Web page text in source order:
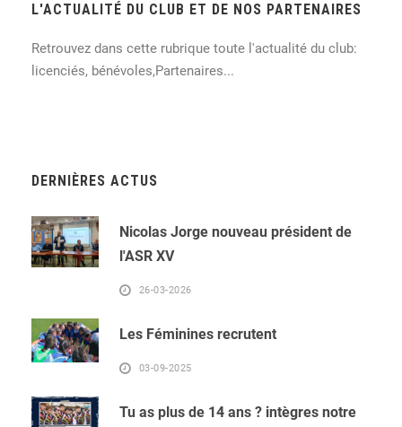
L'ACTUALITÉ DU CLUB ET DE NOS PARTENAIRES
Retrouvez dans cette rubrique toute l'actualité du club:
licenciés, bénévoles,Partenaires...
DERNIÈRES ACTUS
Nicolas Jorge nouveau président de
l'ASR XV
26-03-2026
Les Féminines recrutent
03-09-2025
Tu as plus de 14 ans ? intègres notre